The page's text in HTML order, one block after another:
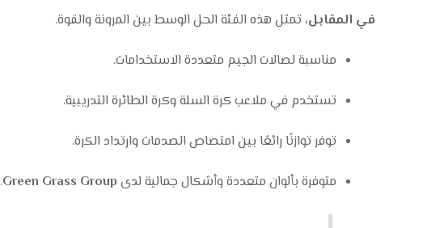
في المقابل، تمثل هذه الفئة الحل الوسط بين المرونة والقوة.
مناسبة لصالات الجيم متعددة الاستخدامات.
تستخدم في ملاعب كرة السلة وكرة الطائرة التدريبية.
توفر توازنًا رائعًا بين امتصاص الصدمات وارتداد الكرة.
متوفرة بألوان متعددة وأشكال جمالية لدى Green Grass Group
.